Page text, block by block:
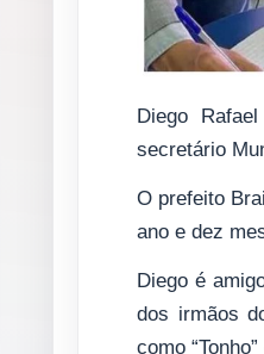
Diego
secretário
O prefeito
ano e dez
Diego é
dos irmãos
como